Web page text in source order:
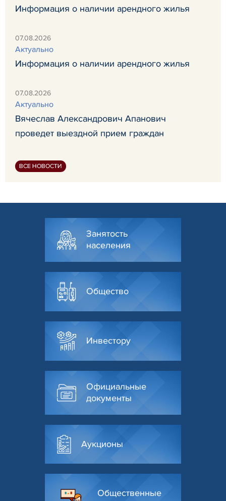
Информация о наличии арендного жилья
07.08.2026
Актуально
Информация о наличии арендного жилья
07.08.2026
Актуально
Вячеслав Александрович Апанович
проведет выездной прием граждан
ВСЕ НОВОСТИ
Занятость
населения
Общество
Инвестору
Официальные
документы
Аукционы
Общественные